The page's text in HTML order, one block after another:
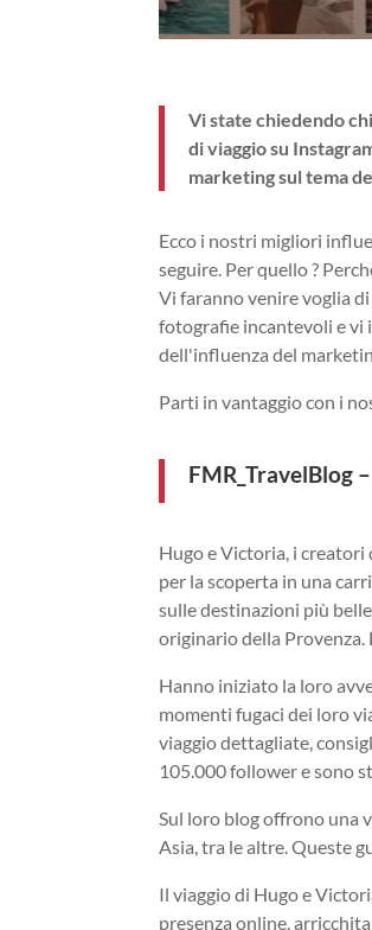
Vi state chiedendo
di viaggio su
marketing sul tema
Ecco i nostri migliori
seguire. Per quello ?
Vi faranno venire voglia
fotografie incantevoli e vi
dell'influenza del
Parti in vantaggio con i
FMR_TravelBlog
Hugo e Victoria, i creatori
per la scoperta in una
sulle destinazioni più
originario della Provenza.
Hanno iniziato la loro
momenti fugaci dei loro
viaggio dettagliate,
105.000 follower e sono
Sul loro blog offrono una
Asia, tra le altre. Queste
Il viaggio di Hugo e
presenza online,